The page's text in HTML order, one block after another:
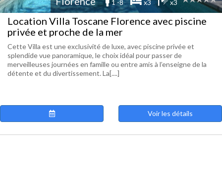
1 -8 x3 x3
Location Villa Toscane Florence avec piscine
privée et proche de la mer
Cette Villa est une exclusivité de luxe, avec piscine privée et
splendide vue panoramique, le choix idéal pour passer de
merveilleuses journées en famille ou entre amis à l’enseigne de la
détente et du divertissement. La[....]
Voir les détails